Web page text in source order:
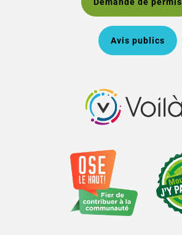
Demande de permis
Avis publics